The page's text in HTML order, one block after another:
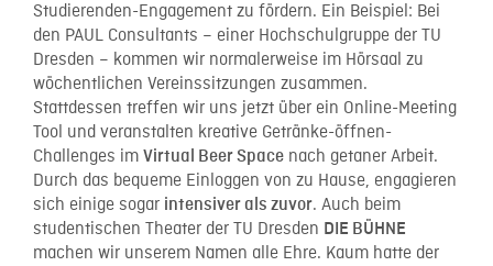
Studierenden-Engagement zu fördern. Ein Beispiel: Bei
den PAUL Consultants – einer Hochschulgruppe der TU
Dresden – kommen wir normalerweise im Hörsaal zu
wöchentlichen Vereinssitzungen zusammen.
Stattdessen treffen wir uns jetzt über ein Online-Meeting
Tool und veranstalten kreative Getränke-öffnen-
Challenges im Virtual Beer Space nach getaner Arbeit.
Durch das bequeme Einloggen von zu Hause, engagieren
sich einige sogar intensiver als zuvor. Auch beim
studentischen Theater der TU Dresden DIE BÜHNE
machen wir unserem Namen alle Ehre. Kaum hatte der